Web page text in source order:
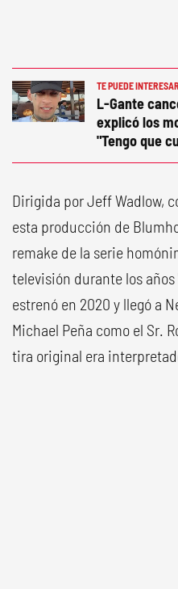
TE PUEDE
L-Gante
explicó los
"Tengo que
Dirigida por Jeff Wadlow,
esta producción de
remake de la serie
televisión durante los
estrenó en 2020 y llegó a
Michael Peña como el Sr.
tira original era